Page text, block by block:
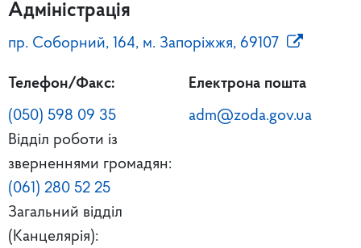
Адміністрація
пр. Соборний, 164, м. Запоріжжя, 69107
Телефон/Факс:
(050) 598 09 35
Відділ роботи із
зверненнями громадян:
(061) 280 52 25
Загальний відділ
(Канцелярія):
Електрона пошта
adm@zoda.gov.ua